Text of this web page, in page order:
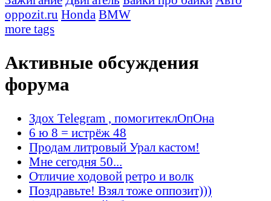
oppozit.ru Honda BMW
more tags
Активные обсуждения
форума
Здох Telegram , помогитеклОпОна
6 ю 8 = истрёж 48
Продам литровый Урал кастом!
Мне сегодня 50...
Отличие ходовой ретро и волк
Поздравьте! Взял тоже оппозит)))